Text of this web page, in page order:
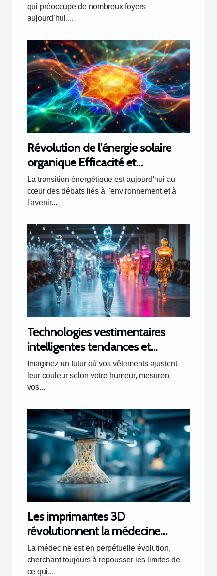
qui préoccupe de nombreux foyers
aujourd’hui....
Révolution de l'énergie solaire
organique Efficacité et
accessibilité des nouvelles
cellules photovoltaïques
La transition énergétique est aujourd'hui au
cœur des débats liés à l'environnement et à
l'avenir...
Technologies vestimentaires
intelligentes tendances et
perspectives d'avenir
Imaginez un futur où vos vêtements ajustent
leur couleur selon votre humeur, mesurent
vos...
Les imprimantes 3D
révolutionnent la médecine
personnalisée prothèses et
organes sur mesure
La médecine est en perpétuelle évolution,
cherchant toujours à repousser les limites de
ce qui...